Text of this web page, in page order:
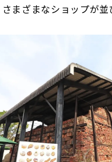
まざまなショップが並